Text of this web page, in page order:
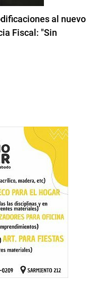
al nuevo
Fiscal: "Sin